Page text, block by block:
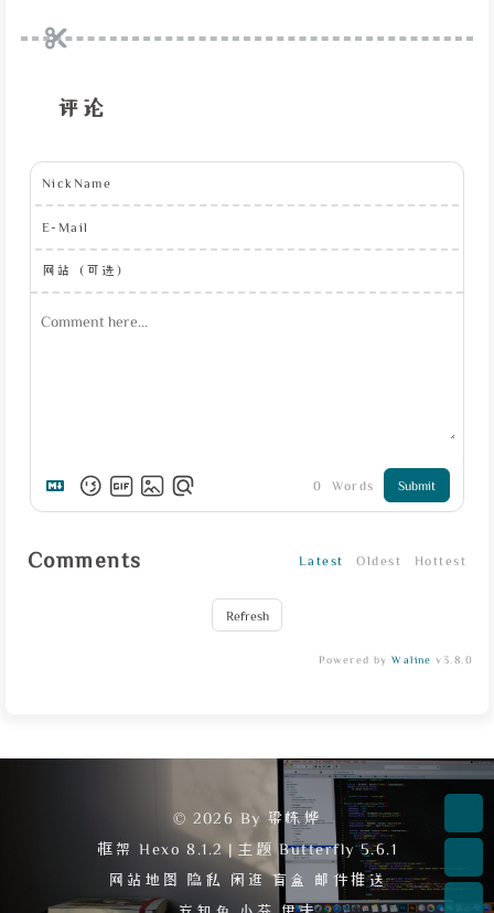
评论
NickName
E-Mail
网站（可选）
0 Words Submit
Comments Latest Oldest Hottest
Refresh
Powered byWaline v3.8.0
© 2026 By 梁栋烨
框架Hexo 8.1.2 | 主题Butterfly 5.6.1
网站地图
隐私 闲逛 盲盒
邮件推送